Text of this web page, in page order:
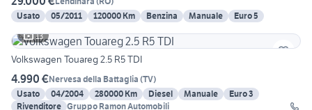
Usato
05/2011 120000 Km Benzina Manuale
Euro 5
13
Volkswagen Touareg 2.5 R5 TDI
4.990 €Nervesa della Battaglia (TV)
Usato
04/2004 280000 Km Diesel Manuale
Euro 3
Rivenditore Gruppo Ramon Automobili